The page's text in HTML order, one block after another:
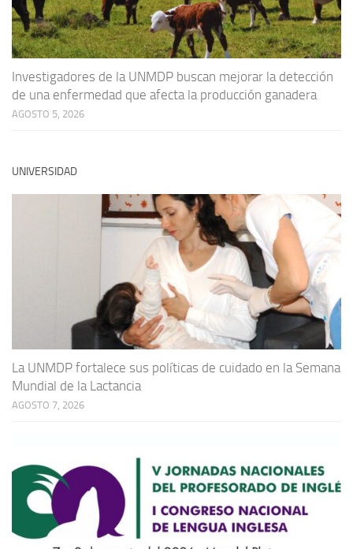
Investigadores de la UNMDP buscan mejorar la detección
de una enfermedad que afecta la producción ganadera
AGOSTO 5, 2026
UNIVERSIDAD
La UNMDP fortalece sus políticas de cuidado en la Semana
Mundial de la Lactancia
AGOSTO 7, 2026